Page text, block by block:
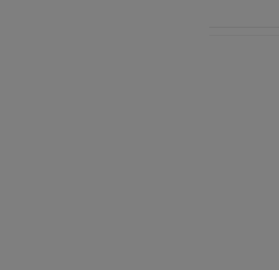
kostenlos